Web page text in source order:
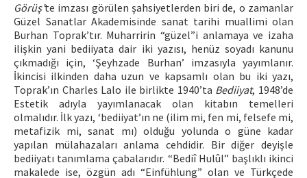
Görüş’te imzası görülen şahsiyetlerden biri de, o zamanlar
Güzel Sanatlar Akademisinde sanat tarihi muallimi olan
Burhan Toprak’tır. Muharririn “güzel”i anlamaya ve izaha
ilişkin yani bediiyata dair iki yazısı, henüz soyadı kanunu
çıkmadığı için, ‘Şeyhzade Burhan’ imzasıyla yayımlanır.
İkincisi ilkinden daha uzun ve kapsamlı olan bu iki yazı,
Toprak’ın Charles Lalo ile birlikte 1940’ta Bediiyat, 1948’de
Estetik adıyla yayımlanacak olan kitabın temelleri
olmalıdır. İlk yazı, ‘bediiyat’ın ne (ilim mi, fen mi, felsefe mi,
metafizik mi, sanat mı) olduğu yolunda o güne kadar
yapılan mülahazaları anlama cehdidir. Bir diğer deyişle
bediiyatı tanımlama çabalarıdır. “Bediî Hulûl” başlıklı ikinci
makalede ise, özgün adı “Einfühlung” olan ve Türkçede